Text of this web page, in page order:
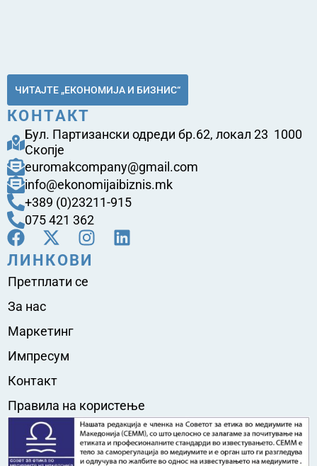
ЧИТАЈТЕ „ЕКОНОМИЈА И БИЗНИС“
КОНТАКТ
Бул. Партизански одреди бр.62, локал 23 1000
Скопје
euromakcompany@gmail.com
info@ekonomijaibiznis.mk
+389 (0)23211-915
075 421 362
ЛИНКОВИ
Претплати се
За нас
Маркетинг
Импресум
Контакт
Правила на користење